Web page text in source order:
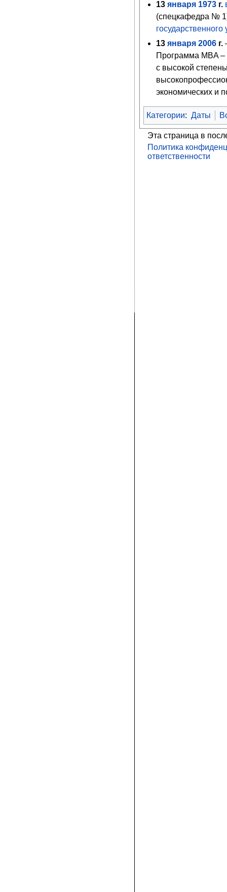
13 января 1973 г.
(спецкафедра №
государственного
13 января 2006 г.
Программа MBA –
с высокой
экономических и
Категории: Даты
Эта страница в
Политика
ответственности